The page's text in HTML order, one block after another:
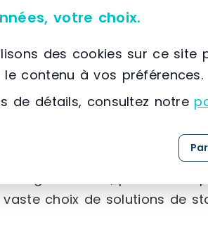
sortie de différentes tailles,
(paniers, séparateurs,
Équipement intérieur :
plusieurs formats,
charges lourdes, protections
vaste choix de solutions de
votre choix.
des cookies sur ce site
contenu à vos préférences.
de détails, consultez notre